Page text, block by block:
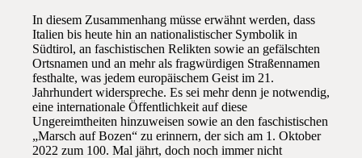
In diesem Zusammenhang müsse erwähnt werden, dass
Italien bis heute hin an nationalistischer Symbolik in
Südtirol, an faschistischen Relikten sowie an gefälschten
Ortsnamen und an mehr als fragwürdigen Straßennamen
festhalte, was jedem europäischem Geist im 21.
Jahrhundert widerspreche. Es sei mehr denn je notwendig,
eine internationale Öffentlichkeit auf diese
Ungereimtheiten hinzuweisen sowie an den faschistischen
„Marsch auf Bozen“ zu erinnern, der sich am 1. Oktober
2022 zum 100. Mal jährt, doch noch immer nicht